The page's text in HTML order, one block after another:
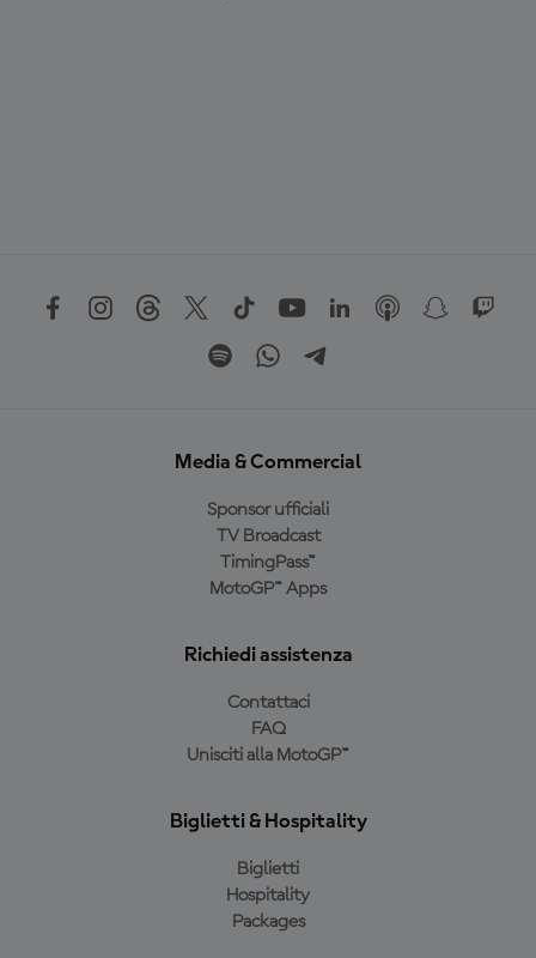
Media & Commercial
Sponsor ufficiali
TV Broadcast
TimingPass™
MotoGP™ Apps
Richiedi assistenza
Contattaci
FAQ
Unisciti alla MotoGP™
Biglietti & Hospitality
Biglietti
Hospitality
Packages